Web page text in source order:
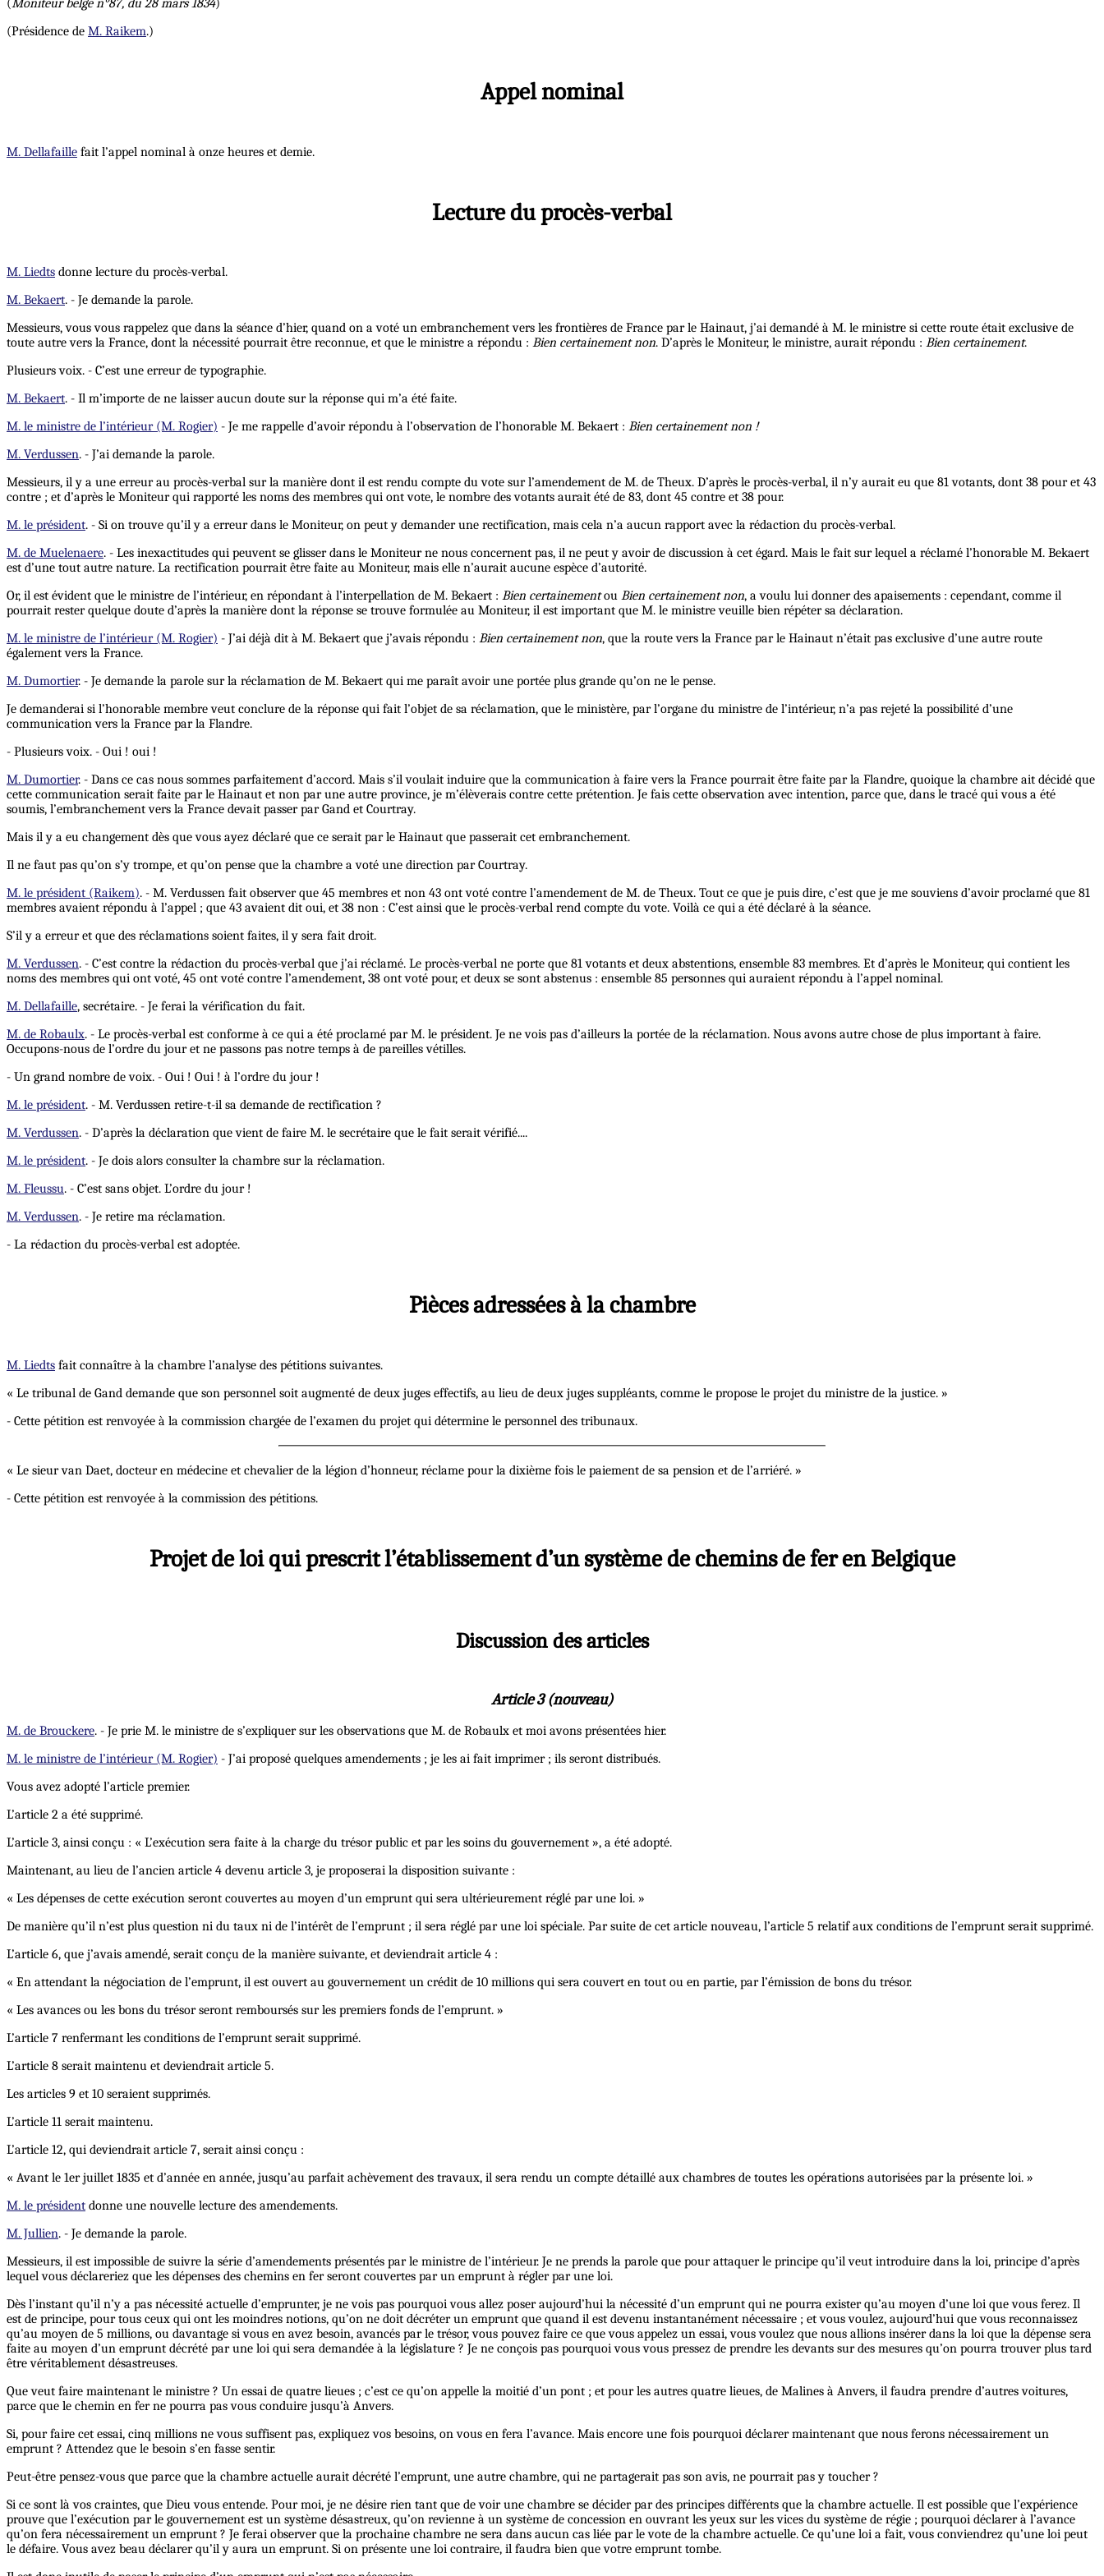
(Moniteur belge n°87, du 28 mars 1834)
(Présidence de M. Raikem.)
Appel nominal
M. Dellafaille fait l’appel nominal à onze heures et demie.
Lecture du procès-verbal
M. Liedts donne lecture du procès-verbal.
M. Bekaert. - Je demande la parole.
Messieurs, vous vous rappelez que dans la séance d’hier, quand on a voté un embranchement vers les frontières de France par le Hainaut, j’ai demandé à M. le ministre si cette route était exclusive de
toute autre vers la France, dont la nécessité pourrait être reconnue, et que le ministre a répondu : Bien certainement non. D’après le Moniteur, le ministre, aurait répondu : Bien certainement.
Plusieurs voix. - C’est une erreur de typographie.
M. Bekaert. - Il m’importe de ne laisser aucun doute sur la réponse qui m’a été faite.
M. le ministre de l’intérieur (M. Rogier) - Je me rappelle d’avoir répondu à l’observation de l’honorable M. Bekaert : Bien certainement non !
M. Verdussen. - J’ai demande la parole.
Messieurs, il y a une erreur au procès-verbal sur la manière dont il est rendu compte du vote sur l’amendement de M. de Theux. D’après le procès-verbal, il n’y aurait eu que 81 votants, dont 38 pour et 43
contre ; et d’après le Moniteur qui rapporté les noms des membres qui ont vote, le nombre des votants aurait été de 83, dont 45 contre et 38 pour.
M. le président. - Si on trouve qu’il y a erreur dans le Moniteur, on peut y demander une rectification, mais cela n’a aucun rapport avec la rédaction du procès-verbal.
M. de Muelenaere. - Les inexactitudes qui peuvent se glisser dans le Moniteur ne nous concernent pas, il ne peut y avoir de discussion à cet égard. Mais le fait sur lequel a réclamé l’honorable M. Bekaert
est d’une tout autre nature. La rectification pourrait être faite au Moniteur, mais elle n’aurait aucune espèce d’autorité.
Or, il est évident que le ministre de l’intérieur, en répondant à l’interpellation de M. Bekaert : Bien certainementou Bien certainement non, a voulu lui donner des apaisements : cependant, comme il
pourrait rester quelque doute d’après la manière dont la réponse se trouve formulée au Moniteur, il est important que M. le ministre veuille bien répéter sa déclaration.
M. le ministre de l’intérieur (M. Rogier) - J’ai déjà dit à M. Bekaert que j’avais répondu : Bien certainement non, que la route vers la France par le Hainaut n’était pas exclusive d’une autre route
également vers la France.
M. Dumortier. - Je demande la parole sur la réclamation de M. Bekaert qui me paraît avoir une portée plus grande qu’on ne le pense.
Je demanderai si l’honorable membre veut conclure de la réponse qui fait l’objet de sa réclamation, que le ministère, par l’organe du ministre de l’intérieur, n’a pas rejeté la possibilité d’une
communication vers la France par la Flandre.
- Plusieurs voix. - Oui ! oui !
M. Dumortier. - Dans ce cas nous sommes parfaitement d’accord. Mais s’il voulait induire que la communication à faire vers la France pourrait être faite par la Flandre, quoique la chambre ait décidé que
cette communication serait faite par le Hainaut et non par une autre province, je m’élèverais contre cette prétention. Je fais cette observation avec intention, parce que, dans le tracé qui vous a été
soumis, l’embranchement vers la France devait passer par Gand et Courtray.
Mais il y a eu changement dès que vous ayez déclaré que ce serait par le Hainaut que passerait cet embranchement.
Il ne faut pas qu’on s’y trompe, et qu’on pense que la chambre a voté une direction par Courtray.
M. le président (Raikem). - M. Verdussen fait observer que 45 membres et non 43 ont voté contre l’amendement de M. de Theux. Tout ce que je puis dire, c’est que je me souviens d’avoir proclamé que 81
membres avaient répondu à l’appel ; que 43 avaient dit oui, et 38 non : C’est ainsi que le procès-verbal rend compte du vote. Voilà ce qui a été déclaré à la séance.
S’il y a erreur et que des réclamations soient faites, il y sera fait droit.
M. Verdussen. - C’est contre la rédaction du procès-verbal que j’ai réclamé. Le procès-verbal ne porte que 81 votants et deux abstentions, ensemble 83 membres. Et d’après le Moniteur, qui contient les
noms des membres qui ont voté, 45 ont voté contre l’amendement, 38 ont voté pour, et deux se sont abstenus : ensemble 85 personnes qui auraient répondu à l’appel nominal.
M. Dellafaille, secrétaire. - Je ferai la vérification du fait.
M. de Robaulx. - Le procès-verbal est conforme à ce qui a été proclamé par M. le président. Je ne vois pas d’ailleurs la portée de la réclamation. Nous avons autre chose de plus important à faire.
Occupons-nous de l’ordre du jour et ne passons pas notre temps à de pareilles vétilles.
- Un grand nombre de voix. - Oui ! Oui ! à l’ordre du jour !
M. le président. - M. Verdussen retire-t-il sa demande de rectification ?
M. Verdussen. - D’après la déclaration que vient de faire M. le secrétaire que le fait serait vérifié....
M. le président. - Je dois alors consulter la chambre sur la réclamation.
M. Fleussu. - C’est sans objet. L’ordre du jour !
M. Verdussen. - Je retire ma réclamation.
- La rédaction du procès-verbal est adoptée.
Pièces adressées à la chambre
M. Liedts fait connaître à la chambre l’analyse des pétitions suivantes.
« Le tribunal de Gand demande que son personnel soit augmenté de deux juges effectifs, au lieu de deux juges suppléants, comme le propose le projet du ministre de la justice. »
- Cette pétition est renvoyée à la commission chargée de l’examen du projet qui détermine le personnel des tribunaux.
« Le sieur van Daet, docteur en médecine et chevalier de la légion d’honneur, réclame pour la dixième fois le paiement de sa pension et de l’arriéré. »
- Cette pétition est renvoyée à la commission des pétitions.
Projet de loi qui prescrit l’établissement d’un système de chemins de fer en Belgique
Discussion des articles
Article 3 (nouveau)
M. de Brouckere. - Je prie M. le ministre de s’expliquer sur les observations que M. de Robaulx et moi avons présentées hier.
M. le ministre de l’intérieur (M. Rogier) - J’ai proposé quelques amendements ; je les ai fait imprimer ; ils seront distribués.
Vous avez adopté l’article premier.
L’article 2 a été supprimé.
L’article 3, ainsi conçu : « L’exécution sera faite à la charge du trésor public et par les soins du gouvernement », a été adopté.
Maintenant, au lieu de l’ancien article 4 devenu article 3, je proposerai la disposition suivante :
« Les dépenses de cette exécution seront couvertes au moyen d’un emprunt qui sera ultérieurement réglé par une loi. »
De manière qu’il n’est plus question ni du taux ni de l’intérêt de l’emprunt ; il sera réglé par une loi spéciale. Par suite de cet article nouveau, l’article 5 relatif aux conditions de l’emprunt serait supprimé.
L’article 6, que j’avais amendé, serait conçu de la manière suivante, et deviendrait article 4 :
« En attendant la négociation de l’emprunt, il est ouvert au gouvernement un crédit de 10 millions qui sera couvert en tout ou en partie, par l’émission de bons du trésor.
« Les avances ou les bons du trésor seront remboursés sur les premiers fonds de l’emprunt. »
L’article 7 renfermant les conditions de l’emprunt serait supprimé.
L’article 8 serait maintenu et deviendrait article 5.
Les articles 9 et 10 seraient supprimés.
L’article 11 serait maintenu.
L’article 12, qui deviendrait article 7, serait ainsi conçu :
« Avant le 1er juillet 1835 et d’année en année, jusqu’au parfait achèvement des travaux, il sera rendu un compte détaillé aux chambres de toutes les opérations autorisées par la présente loi. »
M. le président donne une nouvelle lecture des amendements.
M. Jullien. - Je demande la parole.
Messieurs, il est impossible de suivre la série d’amendements présentés par le ministre de l’intérieur. Je ne prends la parole que pour attaquer le principe qu’il veut introduire dans la loi, principe d’après
lequel vous déclareriez que les dépenses des chemins en fer seront couvertes par un emprunt à régler par une loi.
Dès l’instant qu’il n’y a pas nécessité actuelle d’emprunter, je ne vois pas pourquoi vous allez poser aujourd’hui la nécessité d’un emprunt qui ne pourra exister qu’au moyen d’une loi que vous ferez. Il
est de principe, pour tous ceux qui ont les moindres notions, qu’on ne doit décréter un emprunt que quand il est devenu instantanément nécessaire ; et vous voulez, aujourd’hui que vous reconnaissez
qu’au moyen de 5 millions, ou davantage si vous en avez besoin, avancés par le trésor, vous pouvez faire ce que vous appelez un essai, vous voulez que nous allions insérer dans la loi que la dépense sera
faite au moyen d’un emprunt décrété par une loi qui sera demandée à la législature ? Je ne conçois pas pourquoi vous vous pressez de prendre les devants sur des mesures qu’on pourra trouver plus tard
être véritablement désastreuses.
Que veut faire maintenant le ministre ? Un essai de quatre lieues ; c’est ce qu’on appelle la moitié d’un pont ; et pour les autres quatre lieues, de Malines à Anvers, il faudra prendre d’autres voitures,
parce que le chemin en fer ne pourra pas vous conduire jusqu’à Anvers.
Si, pour faire cet essai, cinq millions ne vous suffisent pas, expliquez vos besoins, on vous en fera l’avance. Mais encore une fois pourquoi déclarer maintenant que nous ferons nécessairement un
emprunt ? Attendez que le besoin s’en fasse sentir.
Peut-être pensez-vous que parce que la chambre actuelle aurait décrété l’emprunt, une autre chambre, qui ne partagerait pas son avis, ne pourrait pas y toucher ?
Si ce sont là vos craintes, que Dieu vous entende. Pour moi, je ne désire rien tant que de voir une chambre se décider par des principes différents que la chambre actuelle. Il est possible que l’expérience
prouve que l’exécution par le gouvernement est un système désastreux, qu’on revienne à un système de concession en ouvrant les yeux sur les vices du système de régie ; pourquoi déclarer à l’avance
qu’on fera nécessairement un emprunt ? Je ferai observer que la prochaine chambre ne sera dans aucun cas liée par le vote de la chambre actuelle. Ce qu’une loi a fait, vous conviendrez qu’une loi peut
le défaire. Vous avez beau déclarer qu’il y aura un emprunt. Si on présente une loi contraire, il faudra bien que votre emprunt tombe.